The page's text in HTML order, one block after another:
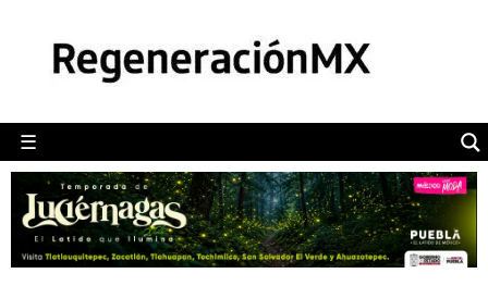
☰
POLÍTICA
CAMALEÓN
OPINIÓN
DEPORTES